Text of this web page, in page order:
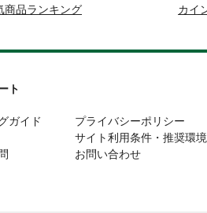
商品ランキング カイ
ト
ガイド
プライバシーポリシー
サイト利用条件・推奨環境
お問い合わせ